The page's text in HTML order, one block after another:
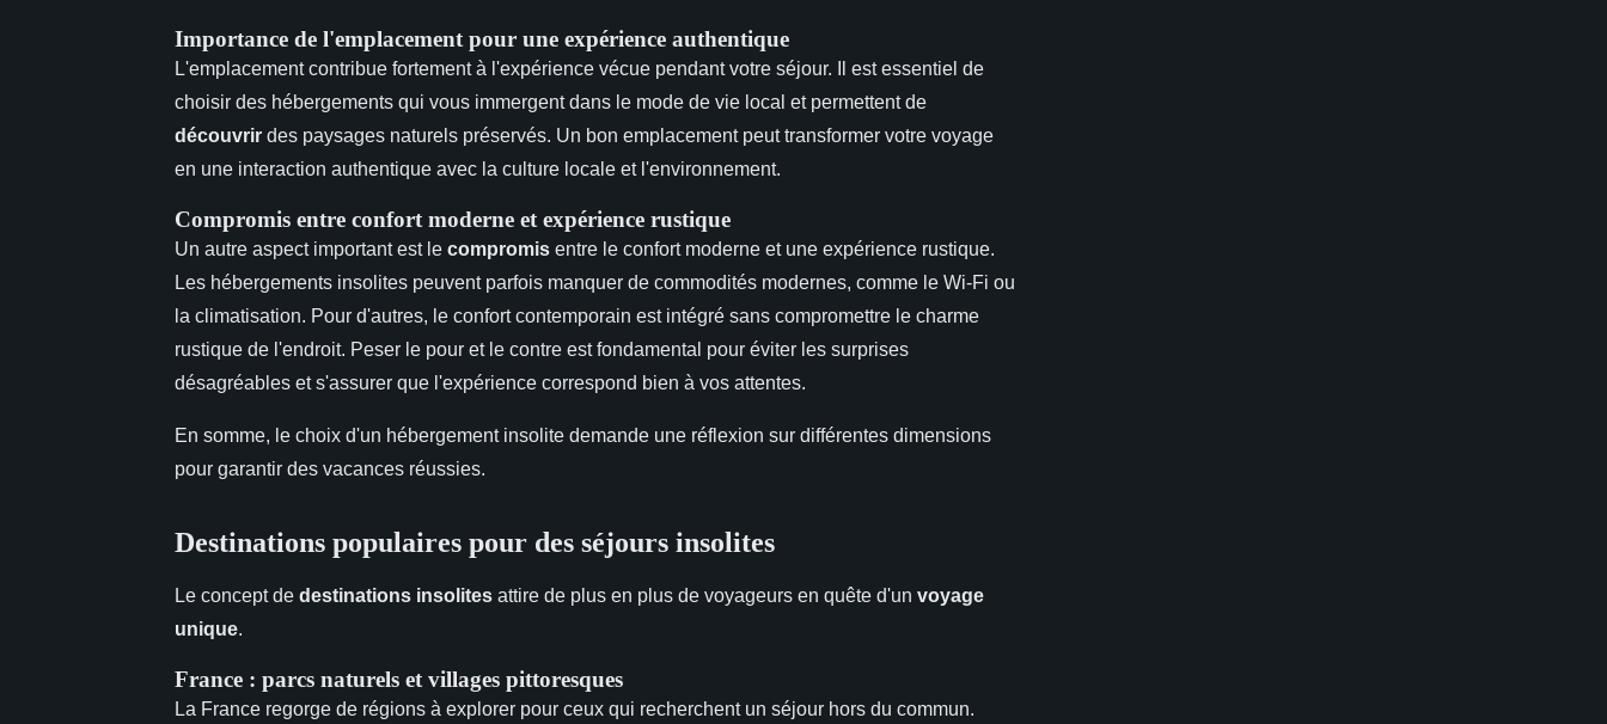
Importance de l'emplacement pour une expérience authentique
L'emplacement contribue fortement à l'expérience vécue pendant votre séjour. Il est essentiel de
choisir des hébergements qui vous immergent dans le mode de vie local et permettent de
découvrir des paysages naturels préservés. Un bon emplacement peut transformer votre voyage
en une interaction authentique avec la culture locale et l'environnement.
Compromis entre confort moderne et expérience rustique
Un autre aspect important est le compromis entre le confort moderne et une expérience rustique.
Les hébergements insolites peuvent parfois manquer de commodités modernes, comme le Wi-Fi ou
la climatisation. Pour d'autres, le confort contemporain est intégré sans compromettre le charme
rustique de l'endroit. Peser le pour et le contre est fondamental pour éviter les surprises
désagréables et s'assurer que l'expérience correspond bien à vos attentes.
En somme, le choix d'un hébergement insolite demande une réflexion sur différentes dimensions
pour garantir des vacances réussies.
Destinations populaires pour des séjours insolites
Le concept de destinations insolites attire de plus en plus de voyageurs en quête d'un voyage
unique.
France : parcs naturels et villages pittoresques
La France regorge de régions à explorer pour ceux qui recherchent un séjour hors du commun.